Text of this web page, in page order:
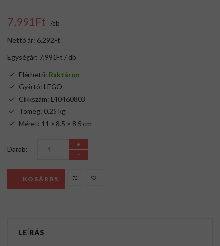
7,991Ft /db
Nettó ár: 6,292Ft
Egységár: 7,991Ft / db
Elérhető: Raktáron
Gyártó: LEGO
Cikkszám: L40460803
Tömeg: 0.25 kg
Méret: 11 × 8.5 × 8.5 cm
Darab:
KOSÁRBA
LEÍRÁS